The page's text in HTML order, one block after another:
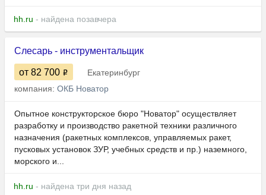
hh.ru - найдена позавчера
Слесарь - инструментальщик
от 82 700
Екатеринбург
компания: ОКБ Новатор
Опытное конструкторское бюро "Новатор" осуществляет
разработку и производство ракетной техники различного
назначения (ракетных комплексов, управляемых ракет,
пусковых установок ЗУР, учебных средств и пр.) наземного,
морского и...
hh.ru - найдена три дня назад